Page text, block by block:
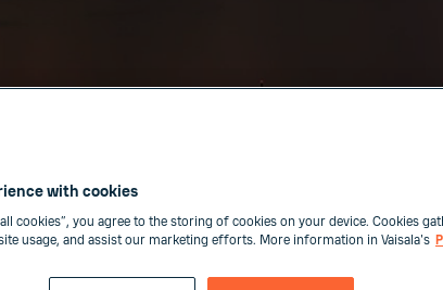
with cookies
cookies”, you agree to the storing of cookies on your device. Cookies
usage, and assist our marketing efforts. More information in Vaisala's